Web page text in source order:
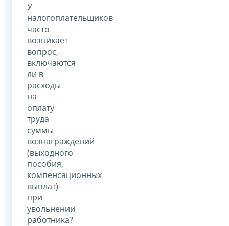
У
налогоплательщиков
часто
возникает
вопрос,
включаются
ли в
расходы
на
оплату
труда
суммы
вознаграждений
(выходного
пособия,
компенсационных
выплат)
при
увольнении
работника?